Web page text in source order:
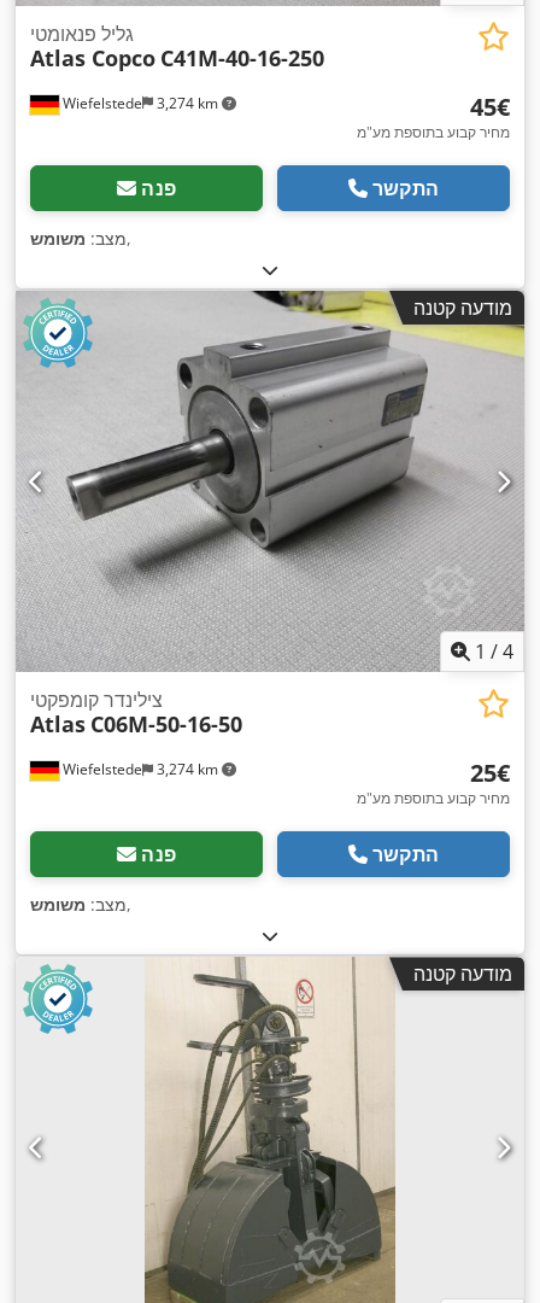
Wiefelstede 3,274 km
גליל פנאומטי
Atlas Copco C41M-40-16-250
‏45 ‏€
מחיר קבוע בתוספת מע"מ
פנה התקשר
מצב: משומש ,
מודעה קטנה
1 /4
Wiefelstede 3,274 km
צילינדר קומפקטי
Atlas C06M-50-16-50
‏25 ‏€
מחיר קבוע בתוספת מע"מ
פנה התקשר
מצב: משומש ,
מודעה קטנה